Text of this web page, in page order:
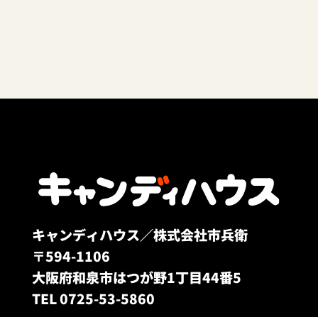
キャンディハウス／株式会社市兵衛
〒594-1106
大阪府和泉市はつが野1丁目44番5
TEL 0725-53-5860